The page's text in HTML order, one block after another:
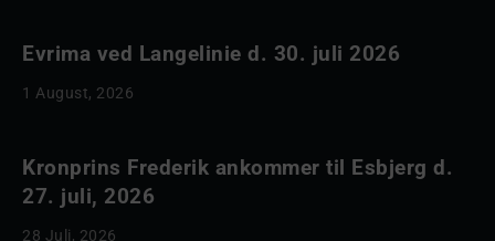
Evrima ved Langelinie d. 30. juli 2026
1 August, 2026
Kronprins Frederik ankommer til Esbjerg d.
27. juli, 2026
28 Juli, 2026